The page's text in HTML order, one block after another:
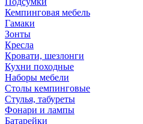
Кемпинговая мебель
Гамаки
Зонты
Кресла
Кровати, шезлонги
Кухни походные
Наборы мебели
Столы кемпинговые
Стулья, табуреты
Фонари и лампы
Батарейки